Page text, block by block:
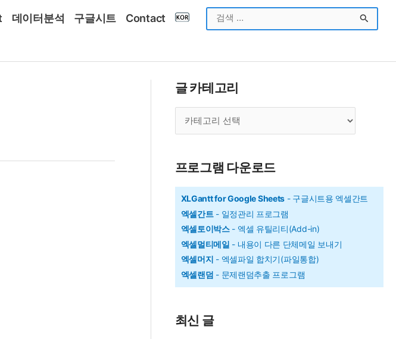
데이터분석 구글시트 Contact
색
상
글 카테고리
리
프로그램 다운로드
XLGantt for Google Sheets - 구글시트용 엑셀간트
엑셀간트- 일정관리 프로그램
엑셀토이박스- 엑셀 유틸리티(Add-in)
엑셀멀티메일 - 내용이 다른 단체메일 보내기
엑셀머지 - 엑셀파일 합치기(파일통합)
엑셀랜덤 - 문제랜덤추출 프로그램
최신 글